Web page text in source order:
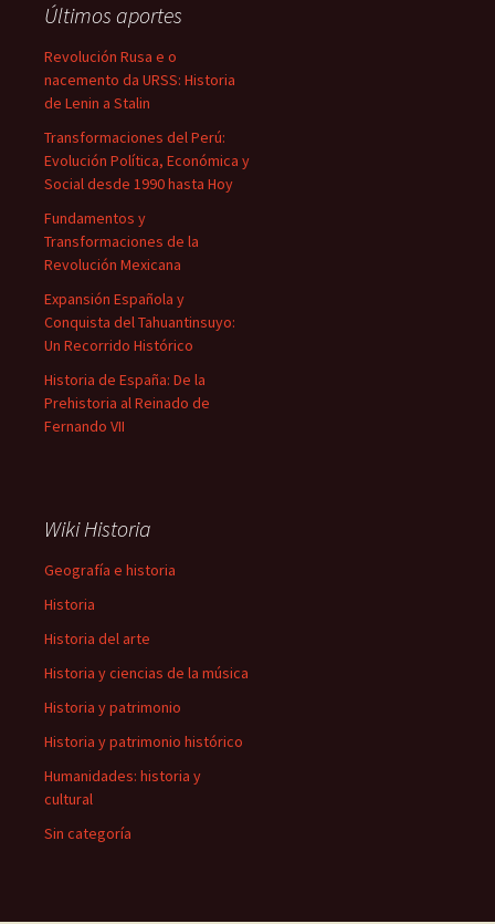
Últimos aportes
Revolución Rusa e o
nacemento da URSS: Historia
de Lenin a Stalin
Transformaciones del Perú:
Evolución Política, Económica y
Social desde 1990 hasta Hoy
Fundamentos y
Transformaciones de la
Revolución Mexicana
Expansión Española y
Conquista del Tahuantinsuyo:
Un Recorrido Histórico
Historia de España: De la
Prehistoria al Reinado de
Fernando VII
Wiki Historia
Geografía e historia
Historia
Historia del arte
Historia y ciencias de la música
Historia y patrimonio
Historia y patrimonio histórico
Humanidades: historia y
cultural
Sin categoría